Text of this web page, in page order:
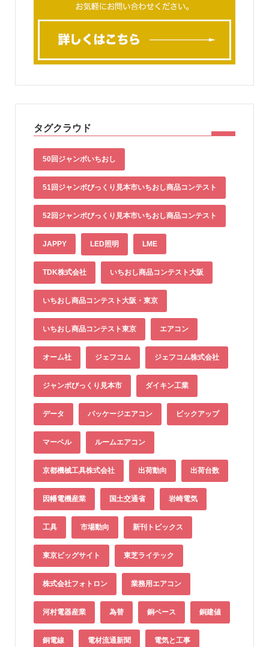
タグクラウド
50回ジャンボいちおし
51回ジャンボびっくり見本市いちおし商品コンテスト
52回ジャンボびっくり見本市いちおし商品コンテスト
JAPPY LED照明 LME
TDK株式会社 いちおし商品コンテスト大阪
いちおし商品コンテスト大阪・東京
いちおし商品コンテスト東京 エアコン
オーム社 ジェフコム ジェフコム株式会社
ジャンボびっくり見本市 ダイキン工業
データ パッケージエアコン ピックアップ
マーベル ルームエアコン
京都機械工具株式会社 出荷動向 出荷台数
因幡電機産業 国土交通省 岩崎電気
工具 市場動向 新刊トピックス
東京ビッグサイト 東芝ライテック
株式会社フォトロン 業務用エアコン
河村電器産業 為替 銅ベース 銅建値
銅電線 電材流通新聞 電気と工事